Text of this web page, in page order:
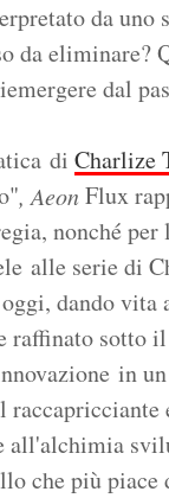
da uno
da eliminare?
dal
di Charlize
, AeonFlux
nonché
alle serie di
dando
raffinato sotto
in
che più